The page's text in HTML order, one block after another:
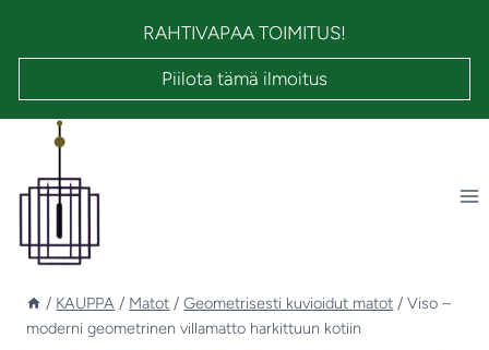
RAHTIVAPAA TOIMITUS!
Piilota tämä ilmoitus
/ KAUPPA / Matot / Geometrisesti kuvioidut matot / Viso –
moderni geometrinen villamatto harkittuun kotiin